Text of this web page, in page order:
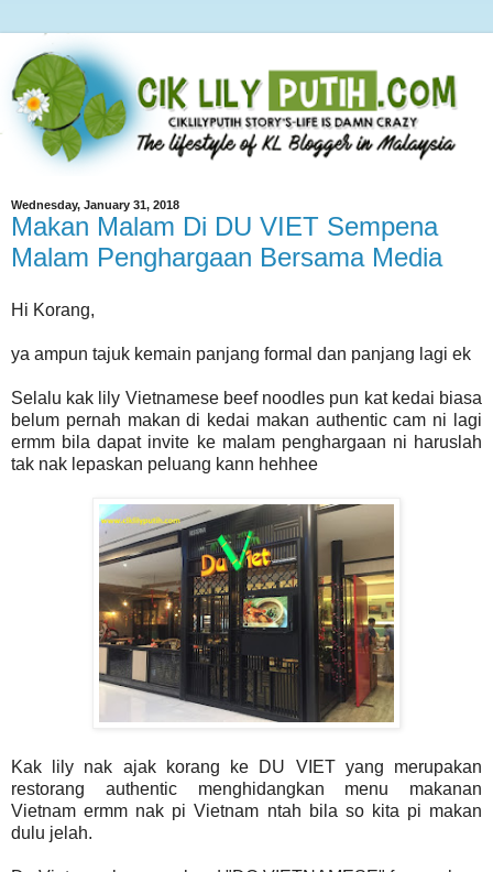
Wednesday, January 31, 2018
Makan Malam Di DU VIET Sempena
Malam Penghargaan Bersama Media
Hi Korang,
ya ampun tajuk kemain panjang formal dan panjang lagi ek
Selalu kak lily Vietnamese beef noodles pun kat kedai biasa
belum pernah makan di kedai makan authentic cam ni lagi
ermm bila dapat invite ke malam penghargaan ni haruslah
tak nak lepaskan peluang kann hehhee
Kak lily nak ajak korang ke DU VIET yang merupakan
restorang authentic menghidangkan menu makanan
Vietnam ermm nak pi Vietnam ntah bila so kita pi makan
dulu jelah.